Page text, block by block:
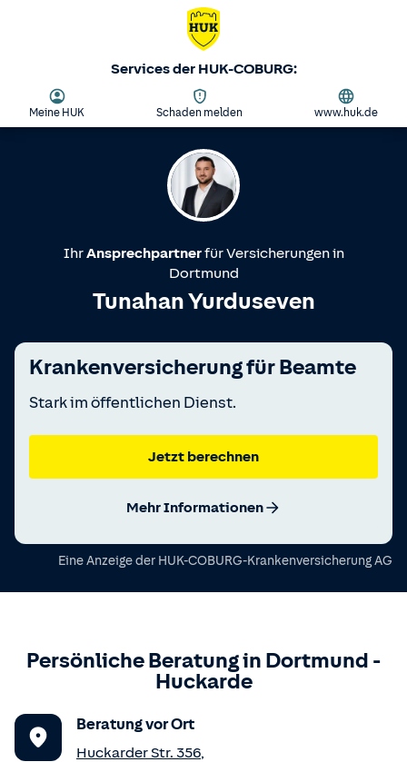
Services der HUK-COBURG:
Meine HUK Schaden melden www.huk.de
IhrAnsprechpartnerfür Versicherungen in
Dortmund
Tunahan Yurduseven
Kranken­versicherung für Beamte
Stark im öffentlichen Dienst.
Jetzt berechnen
Mehr Informationen
Eine Anzeige der HUK-COBURG-Krankenversicherung AG
Persönliche Beratung in Dortmund -
Huckarde
Beratung vor Ort
Huckarder Str. 356,